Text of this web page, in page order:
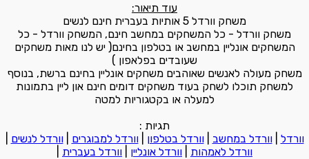
עוד תיאור:
משחק וורדל 5 אותיות בעברית חינם לנשים
משחק וורדל - כל המשחקים במחשב חינם, המשחק וורדל - כל
המשחקים אונליין במחשב או בטלפון בחינם( יש לנו מאות משחקים
שעובדים בפלאפון )
משחק מעולה לאנשים שאוהבים משחקים אונליין בחינם ברשת, בנוסף
למשחק תוכלו לשחק בעוד משחקים דומים חינם און ליין בתמונות
למעלה או בקטגוריות למטה
תגיות :
וורדל |וורדל במחשב |וורדל בטלפון |וורדל למבוגרים |וורדל לנשים
וורדל לאמהות
וורדל אונליין וורדל בעברית